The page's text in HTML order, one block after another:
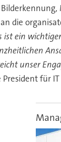
die
ist ein
unser
President für